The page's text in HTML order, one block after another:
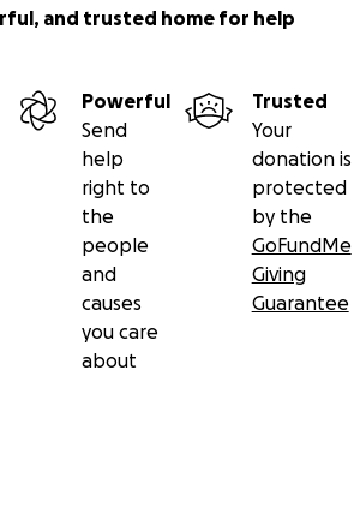
and trusted home for help
Powerful
Send
help
right to
the
people
and
causes
you care
about
Trusted
Your
donation is
protected
by the
GoFundMe
Giving
Guarantee